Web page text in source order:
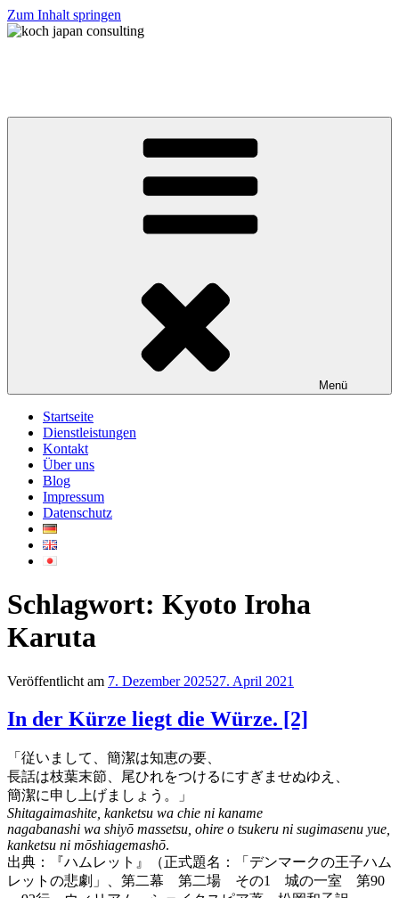
Zum Inhalt springen
Menü
Startseite
Dienstleistungen
Kontakt
Über uns
Blog
Impressum
Datenschutz
Schlagwort: Kyoto Iroha
Karuta
Veröffentlicht am 7. Dezember 202527. April 2021
In der Kürze liegt die Würze. [2]
「従いまして、簡潔は知恵の要、
長話は枝葉末節、尾ひれをつけるにすぎませぬゆえ、
簡潔に申し上げましょう。」
Shitagaimashite, kanketsu wa chie ni kaname
nagabanashi wa shiyō massetsu, ohire o tsukeru ni sugimasenu yue,
kanketsu ni mōshiagemashō.
出典：『ハムレット』（正式題名：「デンマークの王子ハム
レットの悲劇」、第二幕 第二場 その1 城の一室 第90